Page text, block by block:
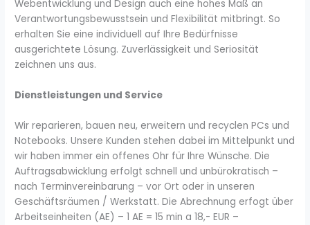
Webentwicklung und Design auch eine hohes Maß an
Verantwortungsbewusstsein und Flexibilität mitbringt. So
erhalten Sie eine individuell auf Ihre Bedürfnisse
ausgerichtete Lösung. Zuverlässigkeit und Seriosität
zeichnen uns aus.
Dienstleistungen und Service
Wir reparieren, bauen neu, erweitern und recyclen PCs und
Notebooks. Unsere Kunden stehen dabei im Mittelpunkt und
wir haben immer ein offenes Ohr für Ihre Wünsche. Die
Auftragsabwicklung erfolgt schnell und unbürokratisch –
nach Terminvereinbarung – vor Ort oder in unseren
Geschäftsräumen / Werkstatt. Die Abrechnung erfogt über
Arbeitseinheiten (AE) – 1 AE = 15 min a 18,- EUR –